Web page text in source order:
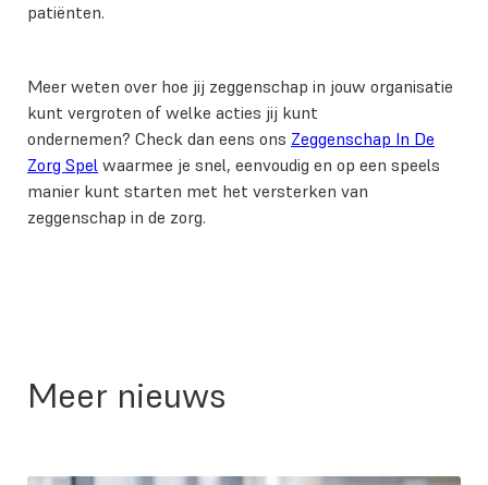
patiënten.
Meer weten over hoe jij zeggenschap in jouw organisatie
kunt vergroten of welke acties jij kunt
ondernemen? Check dan eens ons Zeggenschap In De
Zorg Spel waarmee je snel, eenvoudig en op een speels
manier kunt starten met het versterken van
zeggenschap in de zorg.
Meer nieuws